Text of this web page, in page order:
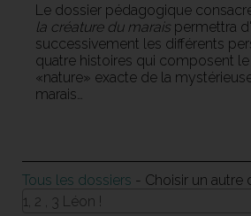
Le dossier pédagogique
la créature du maraispermettra
successivement les différents
quatre histoires qui composent
«nature» exacte de la
marais…
Tous les dossiers - Choisir un autre
1, 2 , 3 Léon !